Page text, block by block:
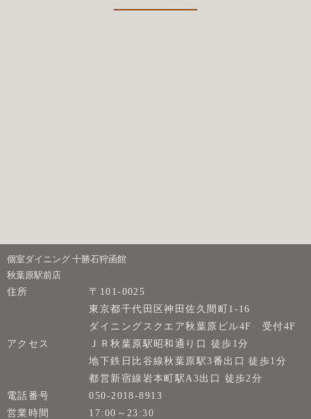
個室ダイニング 十勝石狩函館
秋葉原駅前店
住所
〒101-0025
東京都千代田区神田佐久間町1-16
ダイニングスクエア秋葉原ビル4F 受付4F
アクセス
ＪＲ秋葉原駅昭和通り口 徒歩1分
地下鉄日比谷線秋葉原駅3番出口 徒歩1分
都営新宿線岩本町駅A3出口 徒歩2分
電話番号
050-2018-8913
営業時間
17:00～23:30